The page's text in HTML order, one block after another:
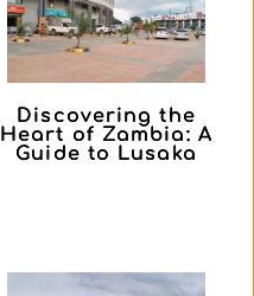
Discovering the
Heart of Zambia: A
Guide to Lusaka